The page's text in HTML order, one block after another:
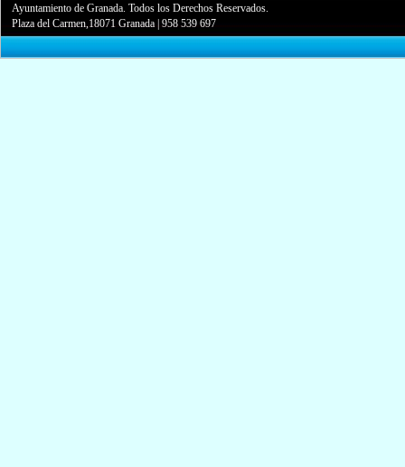
Ayuntamiento de Granada. Todos los Derechos Reservados.
Plaza del Carmen,18071 Granada |958 539 697